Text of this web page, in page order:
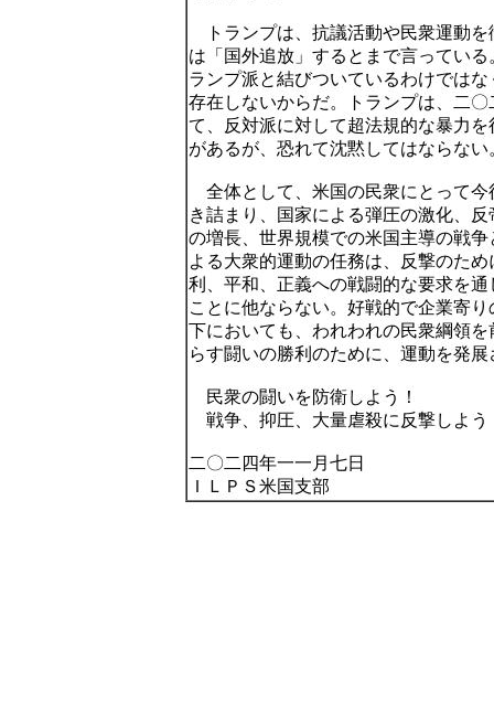
トランプは、抗議活動や民衆運動を
は「国外追放」するとまで言ってい
ランプ派と結びついているわけでは
存在しないからだ。トランプは、二
て、反対派に対して超法規的な暴力
があるが、恐れて沈黙してはならな
全体として、米国の民衆にとって今
き詰まり、国家による弾圧の激化、
の増長、世界規模での米国主導の戦
よる大衆的運動の任務は、反撃のた
利、平和、正義への戦闘的な要求を
ことに他ならない。好戦的で企業寄
下においても、われわれの民衆綱領
らす闘いの勝利のために、運動を発
民衆の闘いを防衛しよう！
戦争、抑圧、大量虐殺に反撃しよう
二〇二四年一一月七日
ＩＬＰＳ米国支部